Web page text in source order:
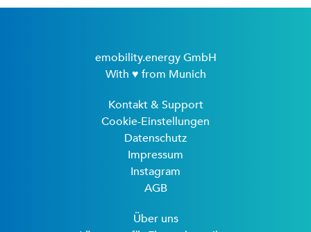
emobility.energy GmbH
With ♥ from Munich
Kontakt & Support
Cookie-Einstellungen
Datenschutz
Impressum
Instagram
AGB
Über uns